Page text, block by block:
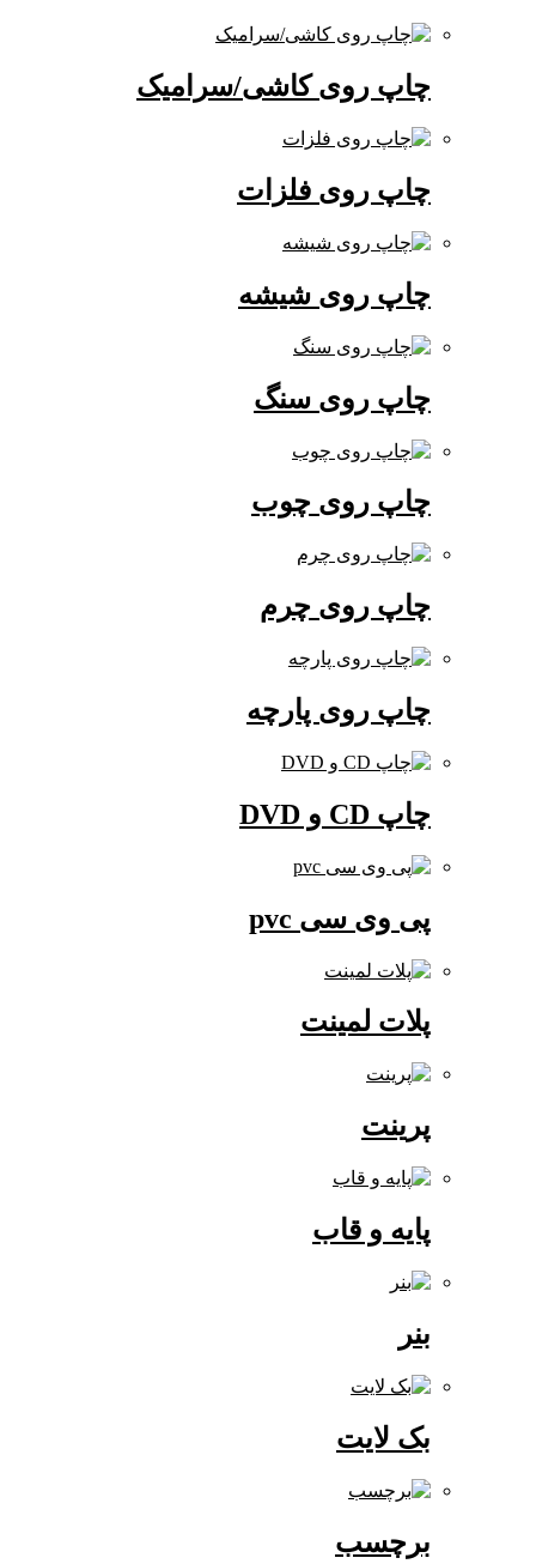
چاپ روی کاشی/سرامیک
چاپ روی فلزات
چاپ روی شیشه
چاپ روی سنگ
چاپ روی چوب
چاپ روی چرم
چاپ روی پارچه
پی وی سی pvc
پلات لمینت
پایه و قاب